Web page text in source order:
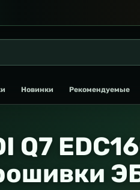
Новинки Рекомендуемые
Q7